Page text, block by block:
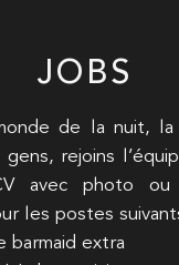
JOBS
de la nuit,
rejoins
avec photo ou
les postes
barmaid extra